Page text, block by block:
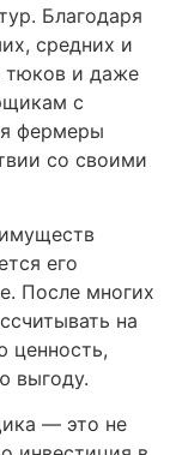
Благодаря
средних и
тюков и даже
с
фермеры
со своими
его
После многих
на
ценность,
выгоду.
— это не